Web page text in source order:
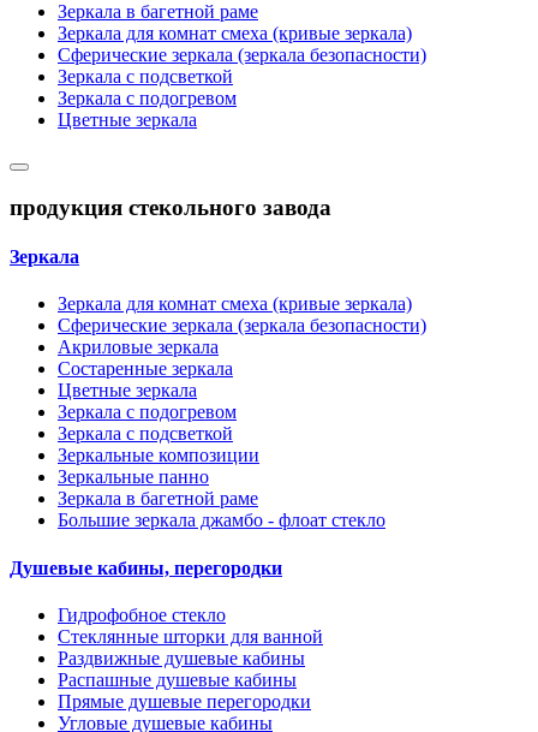
Зеркала в багетной раме
Зеркала для комнат смеха (кривые зеркала)
Сферические зеркала (зеркала безопасности)
Зеркала с подсветкой
Зеркала с подогревом
Цветные зеркала
продукция стекольного завода
Зеркала
Зеркала для комнат смеха (кривые зеркала)
Сферические зеркала (зеркала безопасности)
Акриловые зеркала
Состаренные зеркала
Цветные зеркала
Зеркала с подогревом
Зеркала с подсветкой
Зеркальные композиции
Зеркальные панно
Зеркала в багетной раме
Большие зеркала джамбо - флоат стекло
Душевые кабины, перегородки
Гидрофобное стекло
Стеклянные шторки для ванной
Раздвижные душевые кабины
Распашные душевые кабины
Прямые душевые перегородки
Угловые душевые кабины